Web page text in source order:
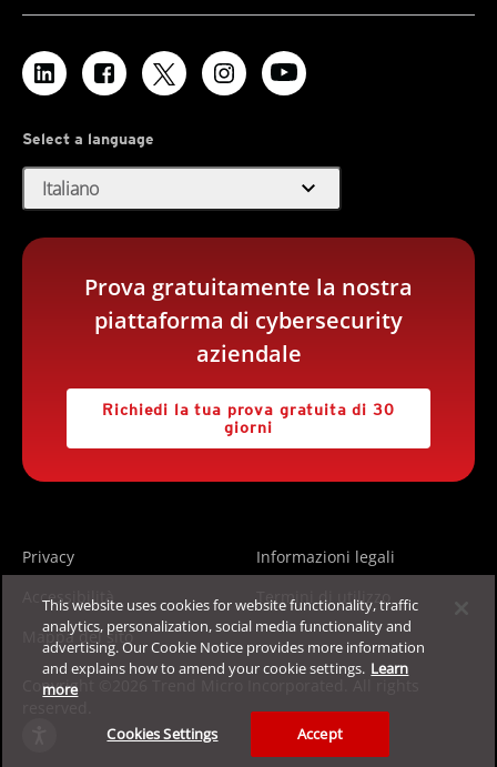
Select a language
Italiano expand_more
Prova gratuitamente la nostra
piattaforma di cybersecurity
aziendale
Richiedi la tua prova gratuita di 30
giorni
Privacy
Informazioni legali
Accessibilità
Termini di utilizzo
Mappa del sito
Copyright ©2026 Trend Micro Incorporated. All rights
This website uses cookies for website functionality, traffic
analytics, personalization, social media functionality and
advertising. Our Cookie Notice provides more information
and explains how to amend your cookie settings. Learn
more
Cookies Settings Accept